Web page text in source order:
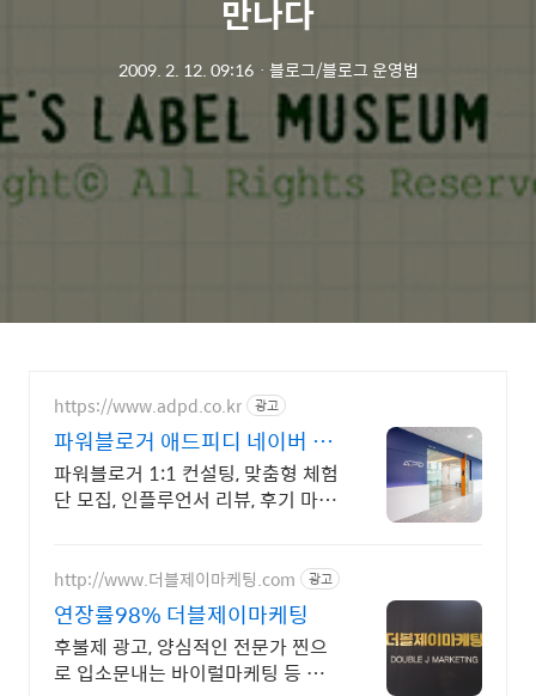
만나다
2009. 2. 12. 09:16ㆍ 블로그/블로그 운영법
https://www.adpd.co.kr 광고
파워블로거 애드피디 네이버 공
식 등록에이전시
파워블로거 1:1 컨설팅, 맞춤형 체험
단 모집, 인플루언서 리뷰, 후기 마케
http://www.더블제이마케팅.com 광고
연장률98% 더블제이마케팅
후불제 광고, 양심적인 전문가 찐으
로 입소문내는 바이럴마케팅 등 모